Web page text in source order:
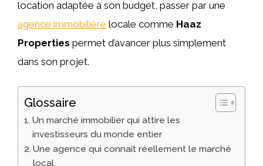
location adaptée à son budget, passer par une
agence immobilière locale comme Haaz
Properties permet d’avancer plus simplement
dans son projet.
Glossaire
Un marché immobilier qui attire les
investisseurs du monde entier
Une agence qui connaît réellement le marché
local